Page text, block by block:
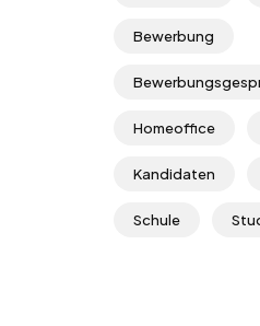
Bewerbung
Homeoffice
Kandidaten
Schule